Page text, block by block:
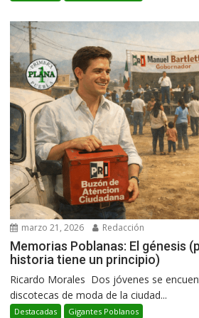
marzo 21, 2026 Redacción
Memorias Poblanas: El génesis
historia tiene un principio)
Ricardo Morales Dos jóvenes se
discotecas de moda de la ciudad...
Destacadas Gigantes Poblanos